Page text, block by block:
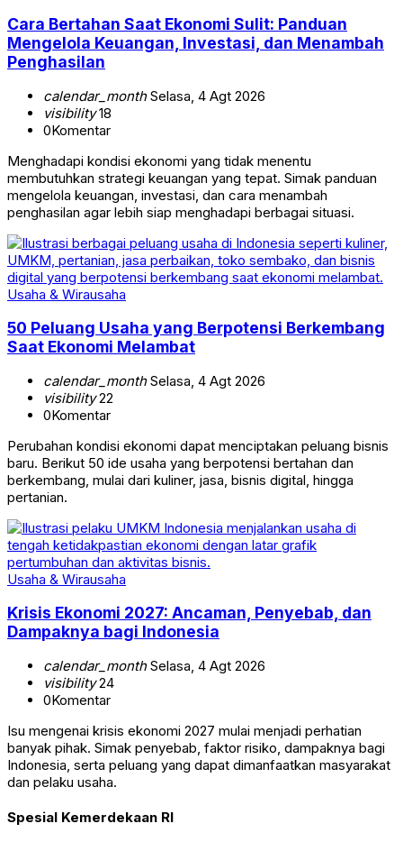
Cara Bertahan Saat Ekonomi Sulit: Panduan
Mengelola Keuangan, Investasi, dan Menambah
Penghasilan
calendar_monthSelasa, 4 Agt 2026
visibility18
0Komentar
Menghadapi kondisi ekonomi yang tidak menentu
membutuhkan strategi keuangan yang tepat. Simak panduan
mengelola keuangan, investasi, dan cara menambah
penghasilan agar lebih siap menghadapi berbagai situasi.
Usaha & Wirausaha
50 Peluang Usaha yang Berpotensi Berkembang
Saat Ekonomi Melambat
calendar_monthSelasa, 4 Agt 2026
visibility22
0Komentar
Perubahan kondisi ekonomi dapat menciptakan peluang bisnis
baru. Berikut 50 ide usaha yang berpotensi bertahan dan
berkembang, mulai dari kuliner, jasa, bisnis digital, hingga
pertanian.
Usaha & Wirausaha
Krisis Ekonomi 2027: Ancaman, Penyebab, dan
Dampaknya bagi Indonesia
calendar_monthSelasa, 4 Agt 2026
visibility24
0Komentar
Isu mengenai krisis ekonomi 2027 mulai menjadi perhatian
banyak pihak. Simak penyebab, faktor risiko, dampaknya bagi
Indonesia, serta peluang yang dapat dimanfaatkan masyarakat
dan pelaku usaha.
Spesial Kemerdekaan RI